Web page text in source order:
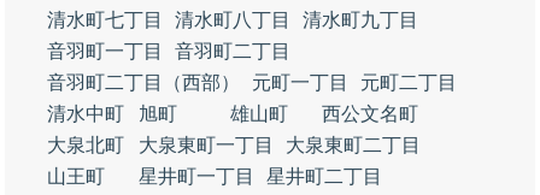
清水町七丁目
清水町八丁目
清水町九丁目
音羽町一丁目
音羽町二丁目
音羽町二丁目（西部）
元町一丁目
元町二丁目
清水中町
旭町 雄山町
西公文名町
大泉北町
大泉東町一丁目
大泉東町二丁目
山王町
星井町一丁目
星井町二丁目